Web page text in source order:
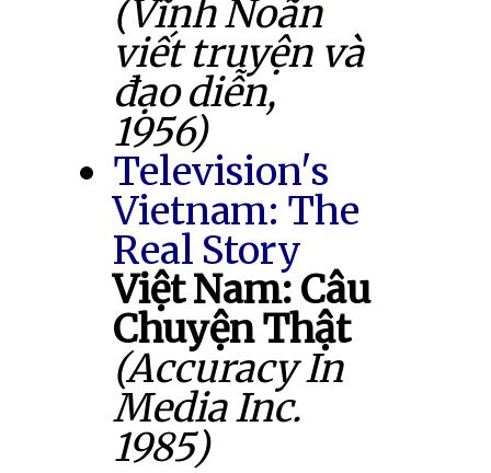
(Vĩnh Noãn
viết truyện và
đạo diễn,
1956)
Television's
Vietnam: The
Real Story
Việt Nam: Câu
Chuyện Thật
(Accuracy In
Media Inc.
1985)